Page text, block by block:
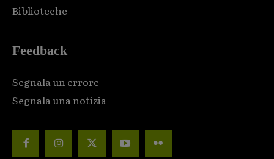
Biblioteche
Feedback
Segnala un errore
Segnala una notizia